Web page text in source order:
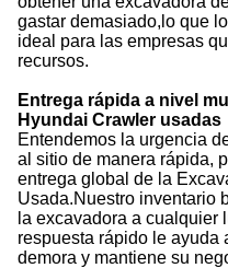
gastar demasiado,lo que
ideal para las empresas
recursos.
Entrega rápida a nivel
Hyundai Crawler usadas
Entendemos la urgencia
al sitio de manera rápida,
entrega global de la
Usada.Nuestro inventario
la excavadora a cualquier
respuesta rápido le ayuda
demora y mantiene su